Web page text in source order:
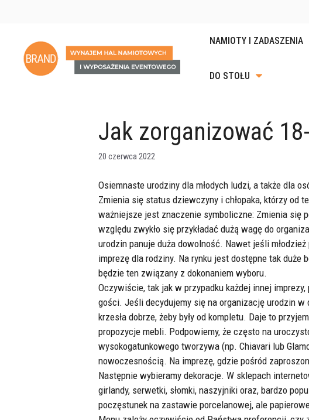
NAMIOTY I ZADASZENIA
STOŁY, ŁAWY I STOLIKI
POJEMNIKI
GASTRONOMICZNE GN
DO STOŁU
ZASTAWA PORCELANOWA
SZTUĆCE DO JEDZENIA
PUCHARKI DO LODÓW I
DESERÓW
DODATKI DO STOŁU
Jak zorganizować
20 czerwca 2022
Osiemnaste urodziny dla młodych ludzi, a także dla
Zmienia się status dziewczyny i chłopaka, którzy od
ważniejsze jest znaczenie symboliczne: Zmienia się
względu zwykło się przykładać dużą wagę do
urodzin panuje duża dowolność. Nawet jeśli
imprezę dla rodziny. Na rynku jest dostępne tak
będzie ten związany z dokonaniem wyboru.
Oczywiście, tak jak w przypadku każdej innej
gości. Jeśli decydujemy się na organizację urodzin
krzesła dobrze, żeby były od kompletu. Daje to
propozycje mebli. Podpowiemy, że często na
wysokogatunkowego tworzywa (np. Chiavari lub
nowoczesnością. Na imprezę, gdzie pośród
Następnie wybieramy dekoracje. W sklepach
girlandy, serwetki, słomki, naszyjniki oraz, bardzo
poczęstunek na zastawie porcelanowej, ale